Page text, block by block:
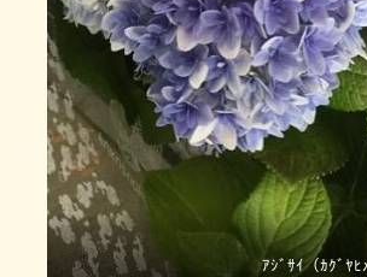
ｱｼﾞｻｲ（ｶｸﾞﾔﾋ